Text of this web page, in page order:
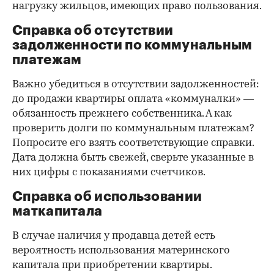
нагрузку жильцов, имеющих право пользования.
Справка об отсутствии
задолженности по коммунальным
платежам
Важно убедиться в отсутствии задолженностей:
до продажи квартиры оплата «коммуналки» —
обязанность прежнего собственника. А как
проверить долги по коммунальным платежам?
Попросите его взять соответствующие справки.
Дата должна быть свежей, сверьте указанные в
них цифры с показаниями счетчиков.
Справка об использовании
маткапитала
В случае наличия у продавца детей есть
вероятность использования материнского
капитала при приобретении квартиры.